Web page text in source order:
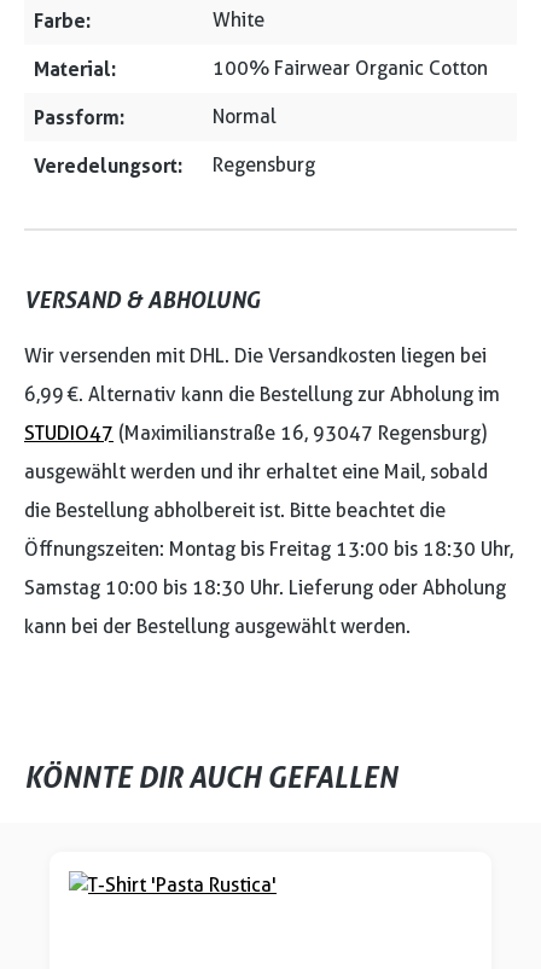
Farbe: White
Material: 100% Fairwear Organic Cotton
Passform: Normal
Veredelungsort: Regensburg
VERSAND & ABHOLUNG
Wir versenden mit DHL. Die Versandkosten liegen bei
6,99 €. Alternativ kann die Bestellung zur Abholung im
STUDIO47 (Maximilianstraße 16, 93047 Regensburg)
ausgewählt werden und ihr erhaltet eine Mail, sobald
die Bestellung abholbereit ist. Bitte beachtet die
Öffnungszeiten: Montag bis Freitag 13:00 bis 18:30 Uhr,
Samstag 10:00 bis 18:30 Uhr. Lieferung oder Abholung
kann bei der Bestellung ausgewählt werden.
KÖNNTE DIR AUCH GEFALLEN